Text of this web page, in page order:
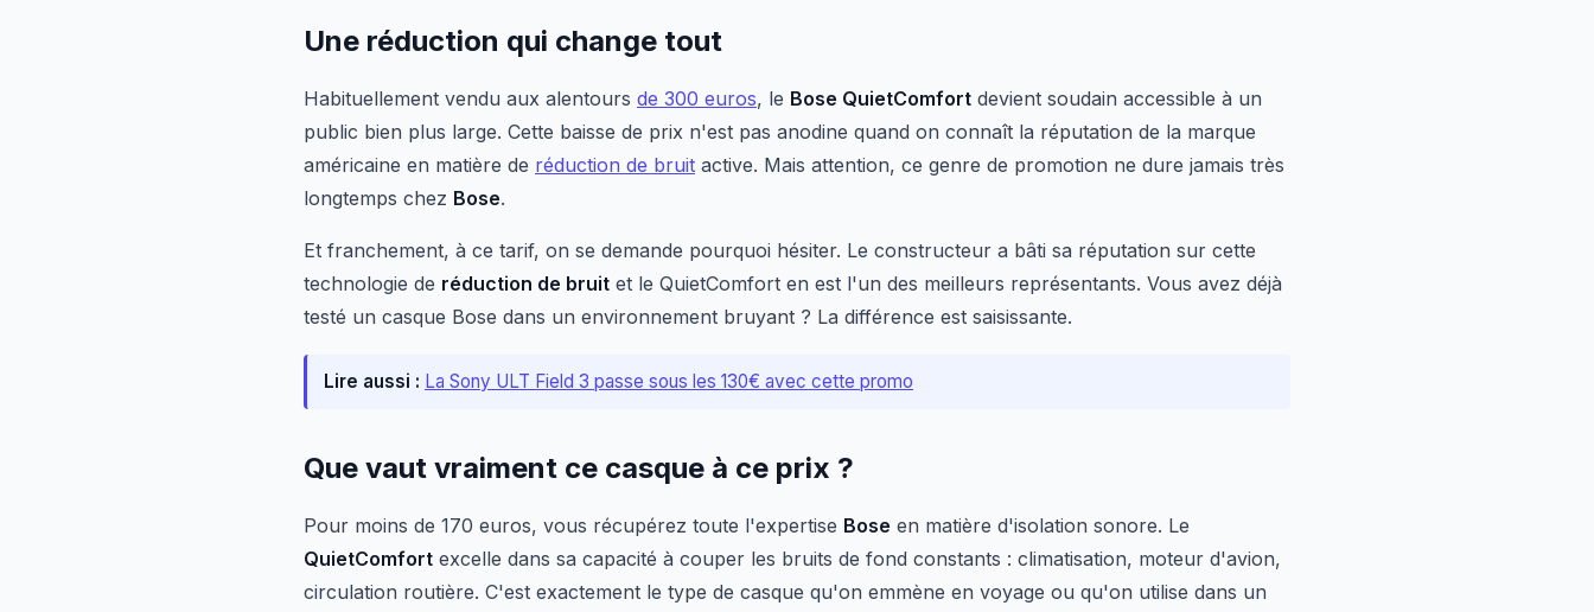
Une réduction qui change tout
Habituellement vendu aux alentours de 300 euros, le Bose QuietComfort devient soudain accessible à un
public bien plus large. Cette baisse de prix n'est pas anodine quand on connaît la réputation de la marque
américaine en matière de réduction de bruit active. Mais attention, ce genre de promotion ne dure jamais très
longtemps chez Bose.
Et franchement, à ce tarif, on se demande pourquoi hésiter. Le constructeur a bâti sa réputation sur cette
technologie de réduction de bruit et le QuietComfort en est l'un des meilleurs représentants. Vous avez déjà
testé un casque Bose dans un environnement bruyant ? La différence est saisissante.
Lire aussi : La Sony ULT Field 3 passe sous les 130€ avec cette promo
Que vaut vraiment ce casque à ce prix ?
Pour moins de 170 euros, vous récupérez toute l'expertise Bose en matière d'isolation sonore. Le
QuietComfort excelle dans sa capacité à couper les bruits de fond constants : climatisation, moteur d'avion,
circulation routière. C'est exactement le type de casque qu'on emmène en voyage ou qu'on utilise dans un